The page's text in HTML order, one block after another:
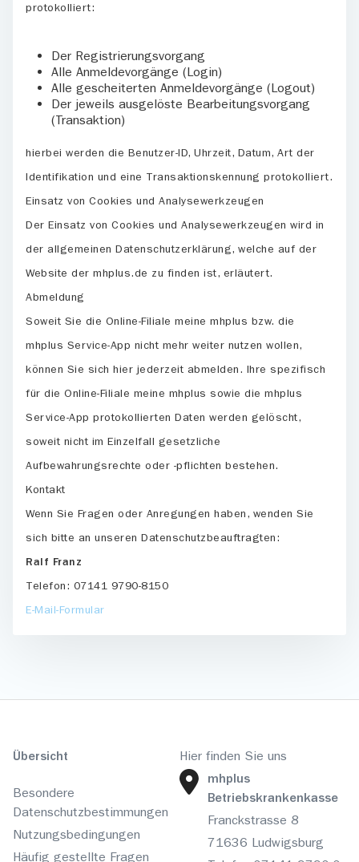
protokolliert:
Der Registrierungsvorgang
Alle Anmeldevorgänge (Login)
Alle gescheiterten Anmeldevorgänge (Logout)
Der jeweils ausgelöste Bearbeitungsvorgang
(Transaktion)
hierbei werden die Benutzer-ID, Uhrzeit, Datum, Art der
Identifikation und eine Transaktionskennung protokolliert.
Einsatz von Cookies und Analysewerkzeugen
Der Einsatz von Cookies und Analysewerkzeugen wird in
der allgemeinen Datenschutzerklärung, welche auf der
Website der mhplus.de zu finden ist, erläutert.
Abmeldung
Soweit Sie die Online-Filiale meine mhplus bzw. die
mhplus Service-App nicht mehr weiter nutzen wollen,
können Sie sich hier jederzeit abmelden. Ihre spezifisch
für die Online-Filiale meine mhplus sowie die mhplus
Service-App protokollierten Daten werden gelöscht,
soweit nicht im Einzelfall gesetzliche
Aufbewahrungsrechte oder -pflichten bestehen.
Kontakt
Wenn Sie Fragen oder Anregungen haben, wenden Sie
sich bitte an unseren Datenschutzbeauftragten:
Ralf Franz
Telefon: 07141 9790-8150
E-Mail-Formular
Übersicht
Besondere
Datenschutzbestimmungen
Nutzungsbedingungen
Häufig gestellte Fragen
Hier finden Sie uns
mhplus
Betriebskrankenkasse
Franckstrasse 8
71636 Ludwigsburg